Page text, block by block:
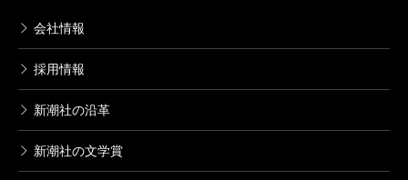
会社情報
採用情報
新潮社の沿革
新潮社の文学賞